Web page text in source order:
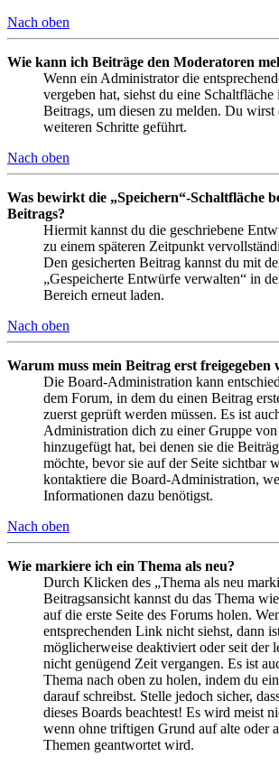
Nach oben
Wie kann ich Beiträge den Moderatoren
Wenn ein Administrator die
vergeben hat, siehst du eine Schaltfläche
Beitrags, um diesen zu melden. Du wirst
weiteren Schritte geführt.
Nach oben
Was bewirkt die „Speichern“-Schaltfläche
Beitrags?
Hiermit kannst du die geschriebene
zu einem späteren Zeitpunkt
Den gesicherten Beitrag kannst du mit
„Gespeicherte Entwürfe verwalten“ in
Bereich erneut laden.
Nach oben
Warum muss mein Beitrag erst freigegeben
Die Board-Administration kann
dem Forum, in dem du einen Beitrag
zuerst geprüft werden müssen. Es ist
Administration dich zu einer Gruppe
hinzugefügt hat, bei denen sie die
möchte, bevor sie auf der Seite sichtbar
kontaktiere die Board-Administration,
Informationen dazu benötigst.
Nach oben
Wie markiere ich ein Thema als neu?
Durch Klicken des „Thema als neu
Beitragsansicht kannst du das Thema
auf die erste Seite des Forums holen.
entsprechenden Link nicht siehst, dann
möglicherweise deaktiviert oder seit der
nicht genügend Zeit vergangen. Es ist
Thema nach oben zu holen, indem du
darauf schreibst. Stelle jedoch sicher,
dieses Boards beachtest! Es wird meist
wenn ohne triftigen Grund auf alte oder
Themen geantwortet wird.